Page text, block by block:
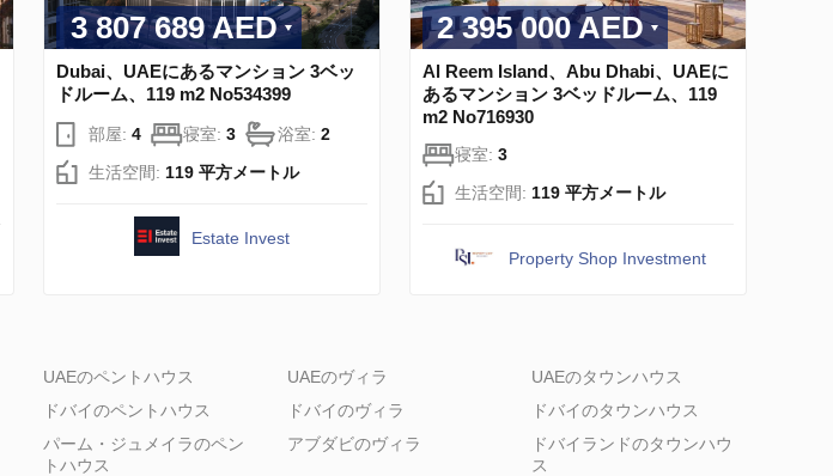
3 807 689 AED
Dubai、UAEにあるマンション 3ベッ
ドルーム、119 m2 No534399
部屋: 4 寝室: 3 浴室: 2
生活空間: 119 平方メートル
Estate Invest
2 395 000 AED
Al Reem Island、Abu Dhabi、UAEに
あるマンション 3ベッドルーム、119
m2 No716930
寝室: 3
生活空間: 119 平方メートル
Property Shop Investment
UAEのペントハウス
ドバイのペントハウス
パーム・ジュメイラのペン
トハウス
UAEのヴィラ
ドバイのヴィラ
アブダビのヴィラ
UAEのタウンハウス
ドバイのタウンハウス
ドバイランドのタウンハウ
ス